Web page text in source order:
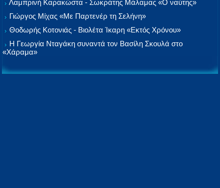
Λαμπρινή Καρακώστα - Σωκράτης Μάλαμας «Ο ναύτης»
Γιώργος Μίχας «Με Παρτενέρ τη Σελήνη»
Θοδωρής Κοτονιάς - Βιολέτα Ίκαρη «Εκτός Χρόνου»
Η Γεωργία Νταγάκη συναντά τον Βασίλη Σκουλά στο
«Χάραμα»